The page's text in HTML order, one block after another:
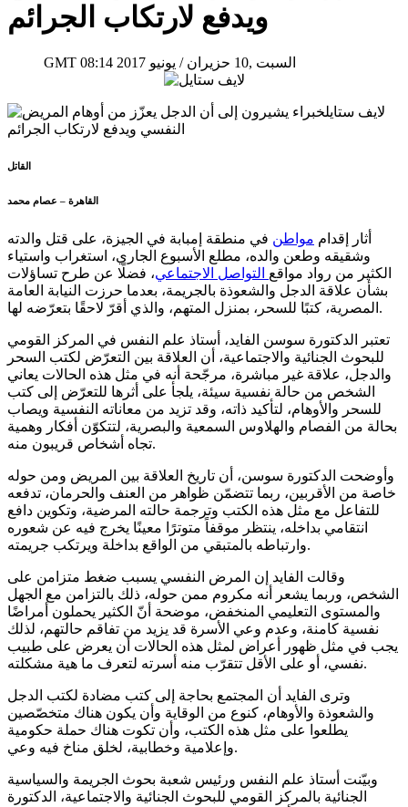
ويدفع لارتكاب الجرائم
GMT 08:14 2017 السبت ,10 حزيران / يونيو
القاتل
القاهرة – عصام محمد
أثار إقدام مواطن في منطقة إمبابة في الجيزة، على قتل والدته
وشقيقه وطعن والده، مطلع الأسبوع الجاري، استغراب واستياء
الكثير من رواد مواقع التواصل الاجتماعي، فضلًا عن طرح تساؤلات
بشأن علاقة الدجل والشعوذة بالجريمة، بعدما حرزت النيابة العامة
المصرية، كتبًا للسحر، بمنزل المتهم، والذي أقرّ لاحقًا بتعرّضه لها.
تعتبر الدكتورة سوسن الفايد، أستاذ علم النفس في المركز القومي
للبحوث الجنائية والاجتماعية، أن العلاقة بين التعرّض لكتب السحر
والدجل، علاقة غير مباشرة، مرجّحة أنه في مثل هذه الحالات يعاني
الشخص من حالة نفسية سيئة، يلجأ على أثرها للتعرّض إلى كتب
للسحر والأوهام، لتأكيد ذاته، وقد تزيد من معاناته النفسية ويصاب
بحالة من الفصام والهلاوس السمعية والبصرية، لتتكوّن أفكار وهمية
تجاه أشخاص قريبون منه.
وأوضحت الدكتورة سوسن، أن تاريخ العلاقة بين المريض ومن حوله
خاصة من الأقربين، ربما تتضمّن ظواهر من العنف والحرمان، تدفعه
للتفاعل مع مثل هذه الكتب وترجمة حالته المرضية، وتكوين دافع
انتقامي بداخله، ينتظر موقفاً متوترًا معينًا يخرج فيه عن شعوره
وارتباطه بالمتبقي من الواقع بداخلة ويرتكب جريمته.
وقالت الفايد إن المرض النفسي يسبب ضغط متزامن على
الشخص، وربما يشعر أنه مكروم ممن حوله، ذلك بالتزامن مع الجهل
والمستوى التعليمي المنخفض، موضحة أنّ الكثير يحملون أمراضًا
نفسية كامنة، وعدم وعي الأسرة قد يزيد من تفاقم حالتهم، لذلك
يجب في مثل ظهور أعراض لمثل هذه الحالات أن يعرض على طبيب
نفسي، أو على الأقل تتقرّب منه أسرته لتعرف ما هية مشكلته.
وترى الفايد أن المجتمع بحاجة إلى كتب مضادة لكتب الدجل
والشعوذة والأوهام، كنوع من الوقاية وأن يكون هناك متخصّصين
يطلعوا على مثل هذه الكتب، وأن تكوت هناك حملة حكومية
وإعلامية وخطابية، لخلق مناخ فيه وعي.
وبيّنت أستاذ علم النفس ورئيس شعبة بحوث الجريمة والسياسية
الجنائية بالمركز القومي للبحوث الجنائية والاجتماعية، الدكتورة